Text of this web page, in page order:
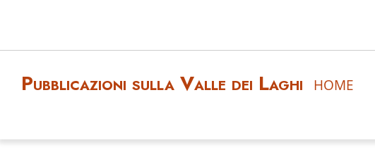
Pubblicazioni sulla Valle dei Laghi HOME